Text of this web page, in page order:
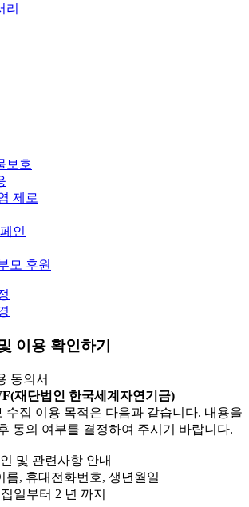
리
보호
제로
인
모 후원
이용 확인하기
동의서
재단법인 한국세계자연기금)
수집 이용 목적은 다음과 같습니다. 내용을
동의 여부를 결정하여 주시기 바랍니다.
및 관련사항 안내
름, 휴대전화번호, 생년월일
일부터 2 년 까지